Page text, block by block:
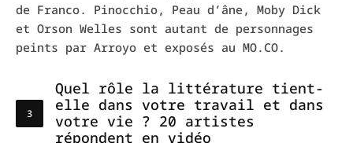
de Franco. Pinocchio, Peau d’âne, Moby Dick
et Orson Welles sont autant de personnages
peints par Arroyo et exposés au MO.CO.
Quel rôle la littérature tient-
elle dans votre travail et dans
votre vie ? 20 artistes
répondent en vidéo